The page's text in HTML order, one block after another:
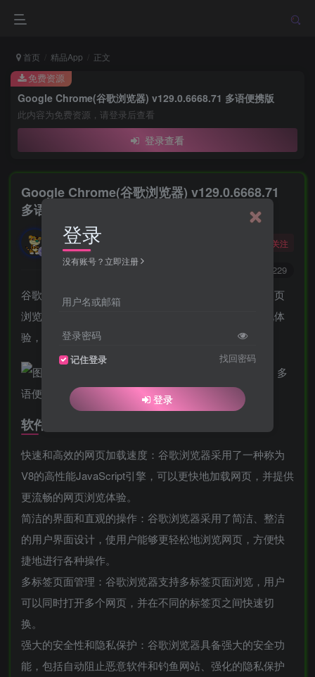
首页 精品App 正文
Google Chrome(谷歌浏览器) v129.0.6668.71 多语便携版
此内容为免费资源，请登录后查看
登录查看
免费资源
Google Chrome(谷歌浏览器) v129.0.6668.71
多语便携版
勇敢的大野狼
酒醒只在花前坐，酒醉还来花下眠。
关注
4229
谷歌浏览器是一款功能强大、高效快速、安全可靠的网页
浏览器，适用于各类用户，提供了丰富的功能和个性化体
验，无弹窗，运行快，比某些国产浏览器要好多了。
软件功能
快速和高效的网页加载速度：谷歌浏览器采用了一种称为
V8的高性能JavaScript引擎，可以更快地加载网页，并提供
更流畅的网页浏览体验。
简洁的界面和直观的操作：谷歌浏览器采用了简洁、整洁
的用户界面设计，使用户能够更轻松地浏览网页，方便快
捷地进行各种操作。
多标签页面管理：谷歌浏览器支持多标签页面浏览，用户
可以同时打开多个网页，并在不同的标签页之间快速切
换。
强大的安全性和隐私保护：谷歌浏览器具备强大的安全功
能，包括自动阻止恶意软件和钓鱼网站、强化的隐私保护
登录
没有账号？立即注册
用户名或邮箱
登录密码
记住登录 找回密码
登录